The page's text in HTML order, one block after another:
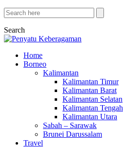
Search
Home
Borneo
Kalimantan
Kalimantan Timur
Kalimantan Barat
Kalimantan Selatan
Kalimantan Tengah
Kalimantan Utara
Sabah – Sarawak
Brunei Darussalam
Travel